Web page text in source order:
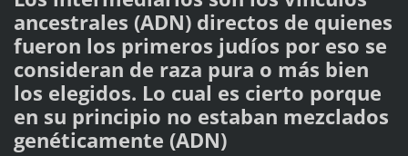
ancestrales (ADN) directos de quienes
fueron los primeros judíos por eso se
consideran de raza pura o más bien
los elegidos. Lo cual es cierto porque
en su principio no estaban mezclados
genéticamente (ADN)